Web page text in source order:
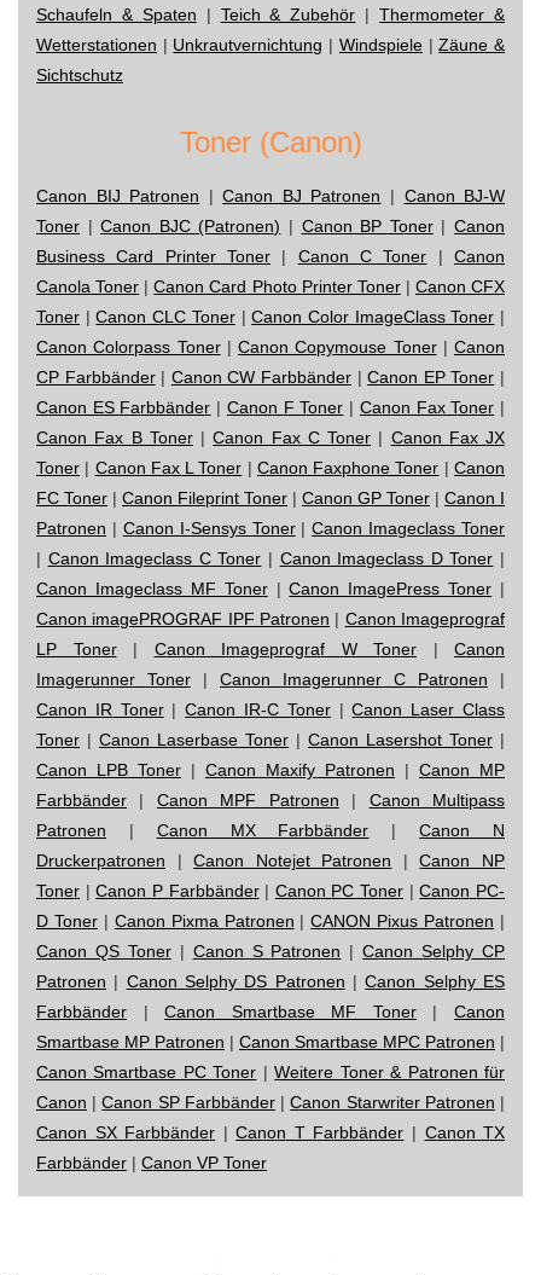
Schaufeln & Spaten | Teich & Zubehör |Thermometer &
Wetterstationen | Unkrautvernichtung | Windspiele|Zäune &
Sichtschutz
Toner (Canon)
Canon BIJ Patronen |Canon BJ Patronen | Canon BJ-W
Toner |Canon BJC (Patronen) | Canon BP Toner|Canon
Business Card Printer Toner | Canon C Toner |Canon
Canola Toner |Canon Card Photo Printer Toner| Canon CFX
Toner |Canon CLC Toner|Canon Color ImageClass Toner |
Canon Colorpass Toner| Canon Copymouse Toner| Canon
CP Farbbänder| Canon CW Farbbänder |Canon EP Toner |
Canon ES Farbbänder | Canon F Toner | Canon Fax Toner |
Canon Fax B Toner|Canon Fax C Toner | Canon Fax JX
Toner | Canon Fax L Toner | Canon Faxphone Toner |Canon
FC Toner | Canon Fileprint Toner | Canon GP Toner | Canon I
Patronen | Canon I-Sensys Toner|Canon Imageclass Toner
| Canon Imageclass C Toner | Canon Imageclass D Toner |
Canon Imageclass MF Toner|Canon ImagePress Toner |
Canon imagePROGRAF IPF Patronen | Canon Imageprograf
LP Toner| Canon Imageprograf W Toner | Canon
Imagerunner Toner | Canon Imagerunner C Patronen |
Canon IR Toner|Canon IR-C Toner|Canon Laser Class
Toner | Canon Laserbase Toner | Canon Lasershot Toner |
Canon LPB Toner | Canon Maxify Patronen | Canon MP
Farbbänder | Canon MPF Patronen | Canon Multipass
Patronen | Canon MX Farbbänder |Canon N
Druckerpatronen |Canon Notejet Patronen |Canon NP
Toner |Canon P Farbbänder| Canon PC Toner |Canon PC-
D Toner| Canon Pixma Patronen |CANON Pixus Patronen |
Canon QS Toner| Canon S Patronen |Canon Selphy CP
Patronen | Canon Selphy DS Patronen |Canon Selphy ES
Farbbänder |Canon Smartbase MF Toner|Canon
Smartbase MP Patronen | Canon Smartbase MPC Patronen |
Canon Smartbase PC Toner |Weitere Toner & Patronen für
Canon |Canon SP Farbbänder|Canon Starwriter Patronen |
Canon SX Farbbänder |Canon T Farbbänder | Canon TX
Farbbänder | Canon VP Toner